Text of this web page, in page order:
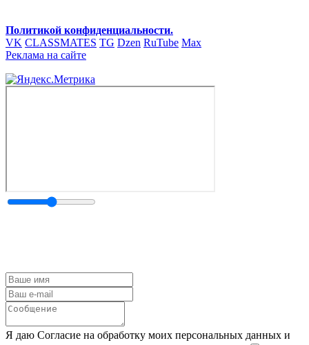
Политикой конфиденциальности.
VK CLASSMATES TG Dzen RuTube Max
Реклама на сайте
Я даю Согласие на обработку моих персональных данных и